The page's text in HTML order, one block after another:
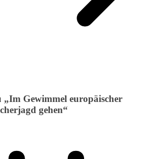
„Im Gewimmel europäischer
gehen“